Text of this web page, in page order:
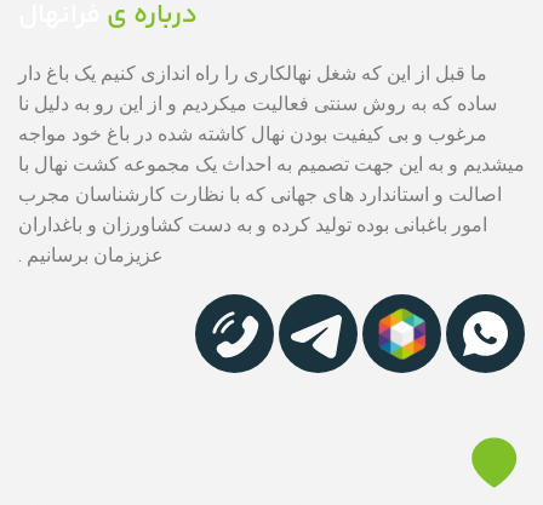
درباره ی
ما قبل از این که شغل نهالکاری را راه اندازی کنیم یک باغ دار
ساده که به روش سنتی فعالیت میکردیم و از این رو به دلیل نا
مرغوب و بی کیفیت بودن نهال کاشته شده در باغ خود مواجه
میشدیم و به این جهت تصمیم به احداث یک مجموعه کشت نهال با
اصالت و استاندارد های جهانی که با نظارت کارشناسان مجرب
امور باغبانی بوده تولید کرده و به دست کشاورزان و باغداران
عزیزمان برسانیم .